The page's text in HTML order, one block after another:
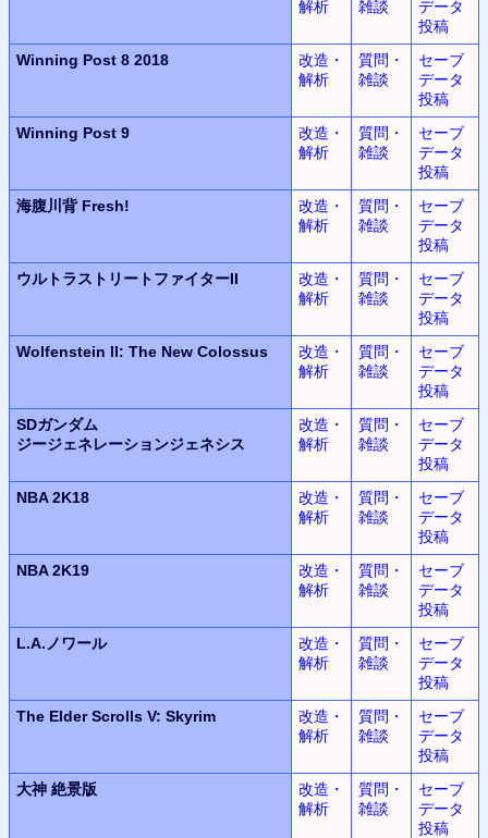
解析
雑談
データ
投稿
Winning Post 8 2018
改造・
解析
質問・
雑談
セーブ
データ
投稿
Winning Post 9
改造・
解析
質問・
雑談
セーブ
データ
投稿
海腹川背 Fresh!
改造・
解析
質問・
雑談
セーブ
データ
投稿
ウルトラ ストリートファイターII
改造・
解析
質問・
雑談
セーブ
データ
投稿
Wolfenstein II: The New Colossus
改造・
解析
質問・
雑談
セーブ
データ
投稿
SDガンダム
ジージェネレーションジェネシス
改造・
解析
質問・
雑談
セーブ
データ
投稿
NBA 2K18
改造・
解析
質問・
雑談
セーブ
データ
投稿
NBA 2K19
改造・
解析
質問・
雑談
セーブ
データ
投稿
L.A. ノワール
改造・
解析
質問・
雑談
セーブ
データ
投稿
The Elder Scrolls V: Skyrim
改造・
解析
質問・
雑談
セーブ
データ
投稿
大神 絶景版
改造・
解析
質問・
雑談
セーブ
データ
投稿